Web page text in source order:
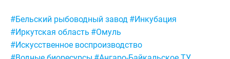
Метки:
#Бельский рыбоводный завод #Инкубация
#Иркутская область #Омуль
#Искусственное воспроизводство